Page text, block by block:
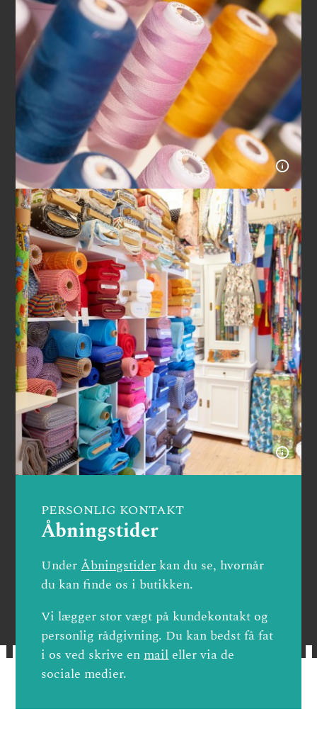
PERSONLIG KONTAKT
Åbningstider
UnderÅbningstiderkan du se, hvornår
du kan finde os i butikken.
Vi lægger stor vægt på kundekontakt og
personlig rådgivning. Du kan bedst få fat
i os ved skrive enmaileller via de
sociale medier.